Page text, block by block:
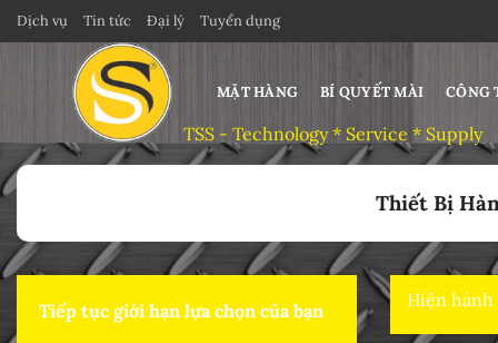
Bỏ
qua
Dịch vụ Tin tức Đại lý Tuyển dụng
MẶT HÀNG BÍ QUYẾT MÀI CÔNG
Thiết Bị
Tiếp tục giới hạn lựa chọn của bạn Hiện hành